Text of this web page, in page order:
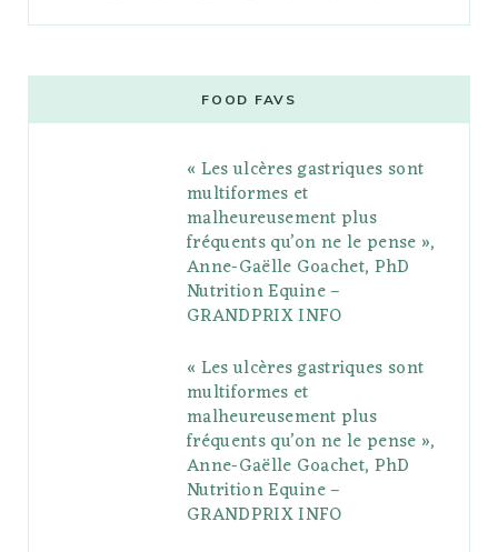
b
t
g
l
e
P
l
s
t
a
g
r
a
m
e
r
e
s
o
l
r
FOOD FAVS
« Les ulcères gastriques sont
multiformes et
malheureusement plus
fréquents qu’on ne le pense »,
Anne-Gaëlle Goachet, PhD
Nutrition Equine –
GRANDPRIX INFO
« Les ulcères gastriques sont
multiformes et
malheureusement plus
fréquents qu’on ne le pense »,
Anne-Gaëlle Goachet, PhD
Nutrition Equine –
GRANDPRIX INFO